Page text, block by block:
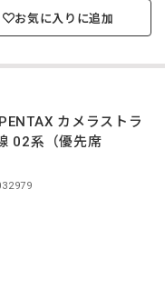
お気に入りに追加
カメラストラ
02系（優先席